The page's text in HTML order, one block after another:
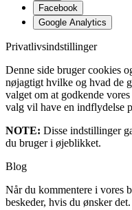
Facebook
Google Analytics
Privatlivsindstillinger
Denne side bruger cookies
nøjagtigt hvilke og hvad de
valget om at godkende
valg vil have en indflydelse
NOTE: Disse indstillinger
du bruger i øjeblikket.
Blog
Når du kommentere i vores
beskeder, hvis du ønsker det.